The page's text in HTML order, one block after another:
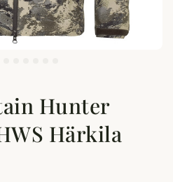
Hunter
Härkila